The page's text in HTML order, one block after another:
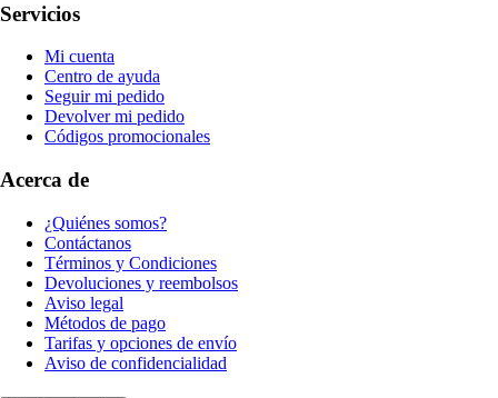
Servicios
Mi cuenta
Centro de ayuda
Seguir mi pedido
Devolver mi pedido
Códigos promocionales
Acerca de
¿Quiénes somos?
Contáctanos
Términos y Condiciones
Devoluciones y reembolsos
Aviso legal
Métodos de pago
Tarifas y opciones de envío
Aviso de confidencialidad